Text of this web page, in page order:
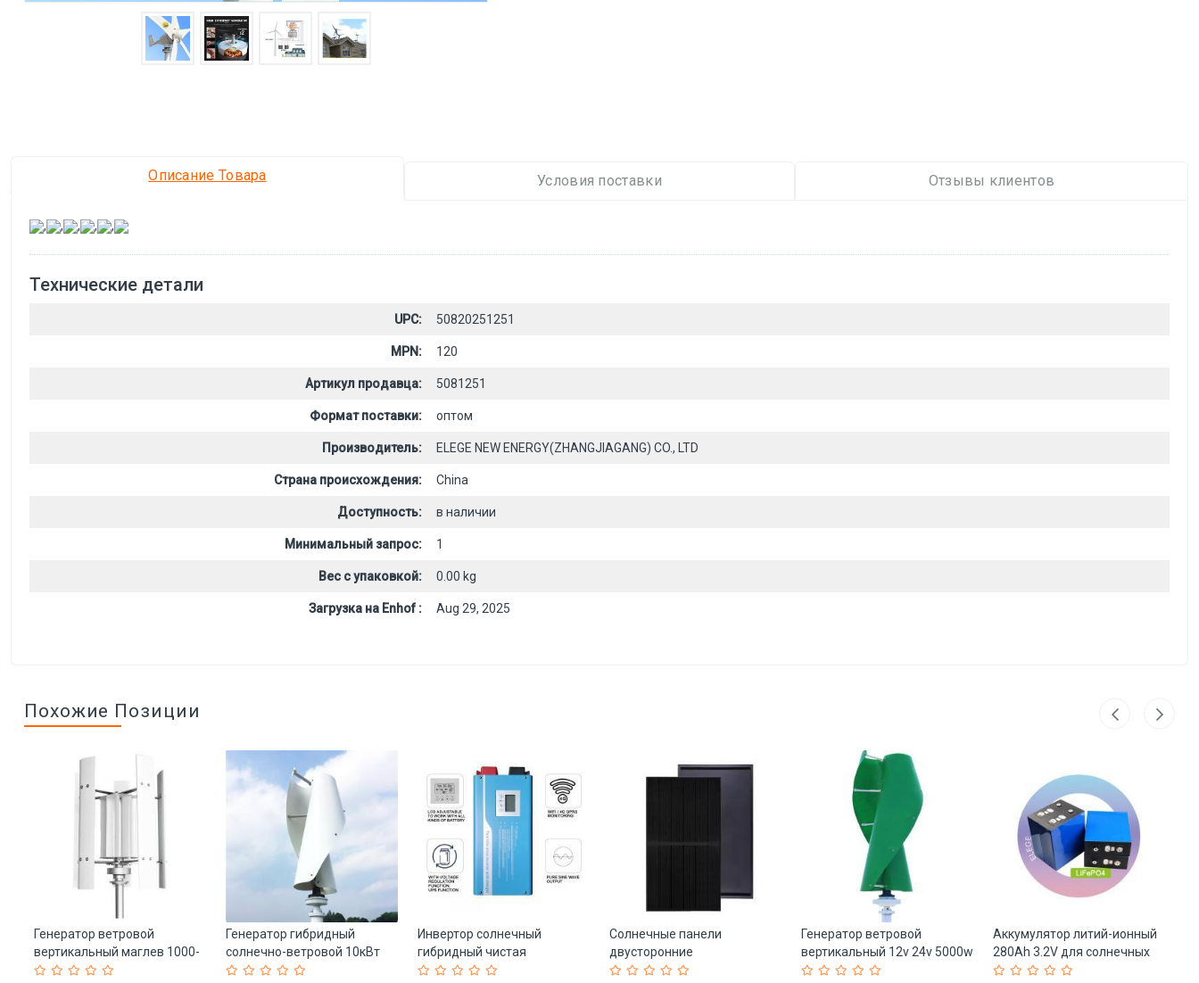
Описание Товара Условия поставки Отзывы клиентов
, , , , ,
Технические детали
UPC: 50820251251
MPN: 120
Артикул продавца: 5081251
Формат поставки: оптом
Производитель: ELEGE NEW ENERGY(ZHANGJIAGANG) CO., LTD
Страна происхождения: China
Доступность: в наличии
Минимальный запрос: 1
Вес с упаковкой: 0.00 kg
Загрузка на Enhof : Aug 29, 2025
Похожие Позиции
Генератор ветровой
вертикальный маглев 1000-
3000W (арт. 25-5081394)
Генератор гибридный
солнечно-ветровой 10кВт
для дома (арт. 25-5080963)
Инвертор солнечный
гибридный чистая
синусоида 1-3KW (арт. 25-
Солнечные панели
двусторонние
монокристаллические 700W
Генератор ветровой
вертикальный 12v 24v 5000w
5kw мини (арт. 25-5081345)
Аккумулятор литий-ионный
280Ah 3.2V для солнечных
систем (арт. 25-5081079)